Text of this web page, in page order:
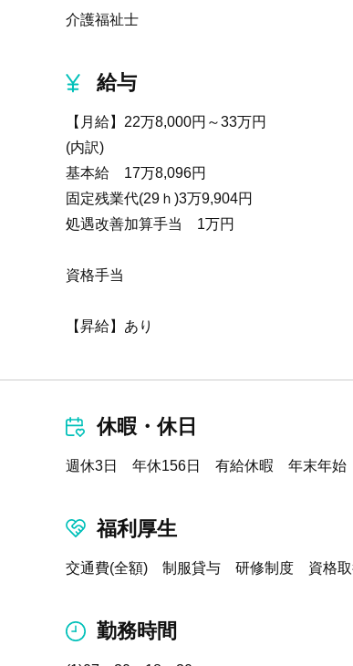
介護福祉士
給与
【月給】22万8,000円～33万円
(内訳)
基本給 17万8,096円
固定残業代(29ｈ)3万9,904円
処遇改善加算手当 1万円
資格手当
【昇給】あり
休暇・休日
週休3日 年休156日 有給休暇 年末年始
福利厚生
交通費(全額) 制服貸与 研修制度 資格取
勤務時間